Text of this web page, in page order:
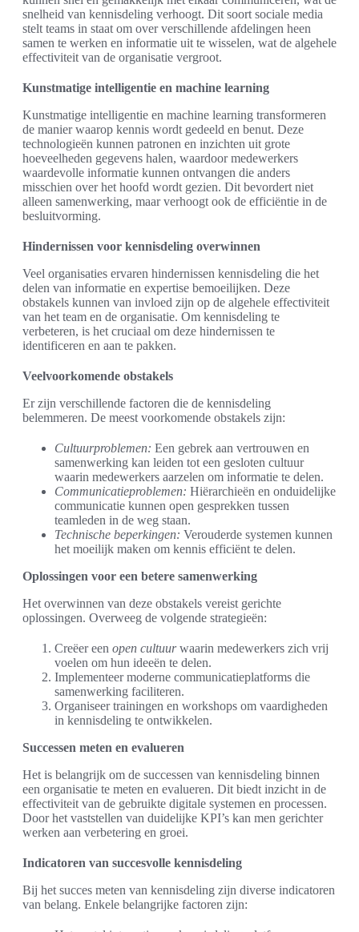
snelheid van kennisdeling verhoogt. Dit soort sociale media
stelt teams in staat om over verschillende afdelingen heen
samen te werken en informatie uit te wisselen, wat de algehele
effectiviteit van de organisatie vergroot.
Kunstmatige intelligentie en machine learning
Kunstmatige intelligentie en machine learning transformeren
de manier waarop kennis wordt gedeeld en benut. Deze
technologieën kunnen patronen en inzichten uit grote
hoeveelheden gegevens halen, waardoor medewerkers
waardevolle informatie kunnen ontvangen die anders
misschien over het hoofd wordt gezien. Dit bevordert niet
alleen samenwerking, maar verhoogt ook de efficiëntie in de
besluitvorming.
Hindernissen voor kennisdeling overwinnen
Veel organisaties ervaren hindernissen kennisdeling die het
delen van informatie en expertise bemoeilijken. Deze
obstakels kunnen van invloed zijn op de algehele effectiviteit
van het team en de organisatie. Om kennisdeling te
verbeteren, is het cruciaal om deze hindernissen te
identificeren en aan te pakken.
Veelvoorkomende obstakels
Er zijn verschillende factoren die de kennisdeling
belemmeren. De meest voorkomende obstakels zijn:
Cultuurproblemen: Een gebrek aan vertrouwen en
samenwerking kan leiden tot een gesloten cultuur
waarin medewerkers aarzelen om informatie te delen.
Communicatieproblemen: Hiërarchieën en onduidelijke
communicatie kunnen open gesprekken tussen
teamleden in de weg staan.
Technische beperkingen: Verouderde systemen kunnen
het moeilijk maken om kennis efficiënt te delen.
Oplossingen voor een betere samenwerking
Het overwinnen van deze obstakels vereist gerichte
oplossingen. Overweeg de volgende strategieën:
Creëer een open cultuurwaarin medewerkers zich vrij
voelen om hun ideeën te delen.
Implementeer moderne communicatieplatforms die
samenwerking faciliteren.
Organiseer trainingen en workshops om vaardigheden
in kennisdeling te ontwikkelen.
Successen meten en evalueren
Het is belangrijk om de successen van kennisdeling binnen
een organisatie te meten en evalueren. Dit biedt inzicht in de
effectiviteit van de gebruikte digitale systemen en processen.
Door het vaststellen van duidelijke KPI’s kan men gerichter
werken aan verbetering en groei.
Indicatoren van succesvolle kennisdeling
Bij het succes meten van kennisdeling zijn diverse indicatoren
van belang. Enkele belangrijke factoren zijn: